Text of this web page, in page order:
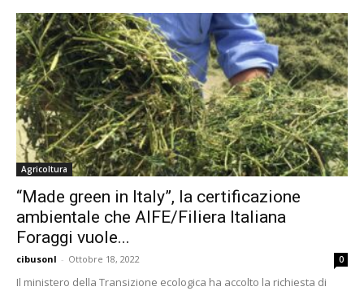
Agricoltura
“Made green in Italy”, la certificazione
ambientale che AIFE/Filiera Italiana
Foraggi vuole...
cibusonl - Ottobre 18, 2022 0
Il ministero della Transizione ecologica ha accolto la richiesta di